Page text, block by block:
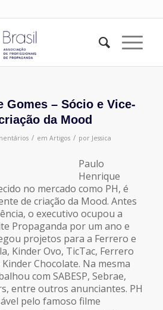
Gomes – Sócio e Vice-
da Mood
/ em Artigos / por Jessica
Paulo
Henrique
no mercado como PH, é
de criação da Mood. Antes
o executivo ocupou a
Propaganda por um ano e
projetos para a Ferrero e
Kinder Ovo, TicTac, Ferrero
Chocolate. Na mesma
com SABESP, Sebrae,
entre outros anunciantes. PH
pelo famoso filme